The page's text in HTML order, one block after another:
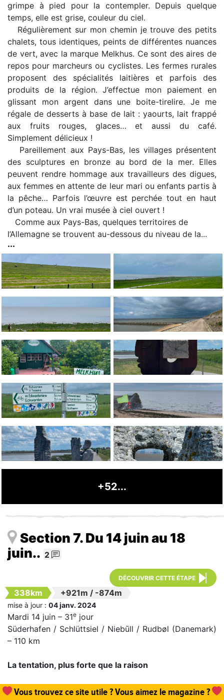
grimpe à pied pour la contempler. Depuis quelque
temps, elle est grise, couleur du ciel.
Régulièrement sur mon chemin je trouve des petits
chalets, tous identiques, peints de différentes nuances
de vert, avec la marque Melkhus. Ce sont des aires de
repos pour marcheurs ou cyclistes. Les fermes rurales
proposent des spécialités laitières et parfois des
produits de la région. J’effectue mon paiement en
glissant mon argent dans une boite-tirelire. Je me
régale de desserts à base de lait : yaourts, lait frappé
aux fruits rouges, glaces… et aussi du café.
Simplement délicieux !
Pareillement aux Pays-Bas, les villages présentent
des sculptures en bronze au bord de la mer. Elles
peuvent rendre hommage aux travailleurs des digues,
aux femmes en attente de leur mari ou enfants partis à
la pêche… Parfois l’œuvre est perchée tout en haut
d’un poteau. Un vrai musée à ciel ouvert !
Comme aux Pays-Bas, quelques territoires de
l’Allemagne se trouvent au-dessous du niveau de la...
+52...
Section 7. Du 14 juin au 18
juin.. 2
DÉCOUVRIR CETTE ÉTAPE
338km +921m / -874m
mise à jour : 04 janv. 2024
Mardi 14 juin – 31e jour
Süderhafen / Schlüttsiel / Niebūll / Rudbøl (Danemark)
– 110 km
La tentation, plus forte que la raison
Mon objectif est de passer la frontière du Danemark
vous permettez que tout cela existe !